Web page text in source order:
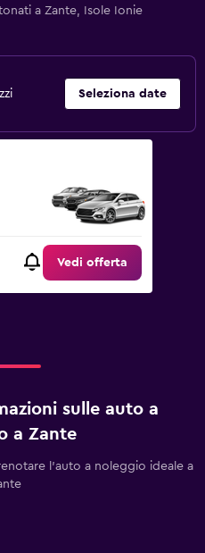
a Zante, Isole Ionie
Seleziona date
Vedi offerta
sulle auto a
a Zante
l'auto a noleggio ideale a